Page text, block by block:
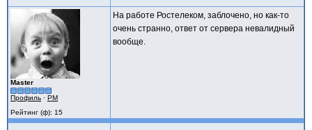
Master
Профиль · PM
Рейтинг (ф): 15
На работе Ростелеком, заблочено, но как-то
очень странно, ответ от сервера невалидный
вообще.